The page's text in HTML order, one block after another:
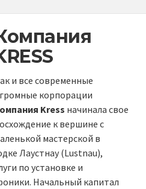
и все современные
корпорации
Kress начинала свое
к вершине с
мастерской в
Лаустнау (Lustnau),
по установке и
Начальный капитал